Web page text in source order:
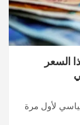
السعر
لأول مرة